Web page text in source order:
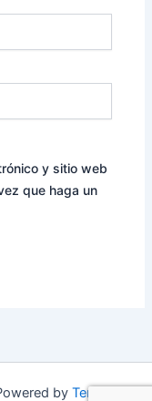
y sitio web
que haga un
by Tema Astra